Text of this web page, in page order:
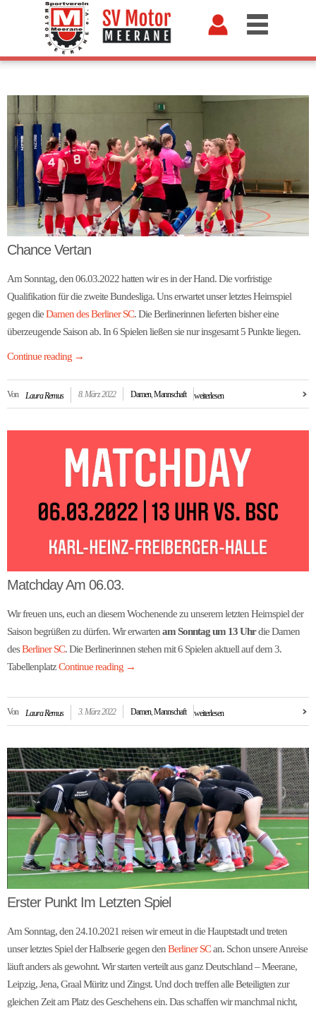
Chance Vertan
Am Sonntag, den 06.03.2022 hatten wir es in der Hand. Die vorfristige
Qualifikation für die zweite Bundesliga. Uns erwartet unser letztes Heimspiel
gegen dieDamen des Berliner SC. Die Berlinerinnen lieferten bisher eine
überzeugende Saison ab. In 6 Spielen ließen sie nur insgesamt 5 Punkte liegen.
Continue reading →
Von Laura Remus 8. März 2022 Damen,Mannschaft weiterlesen
Matchday Am 06.03.
Wir freuen uns, euch an diesem Wochenende zu unserem letzten Heimspiel der
Saison begrüßen zu dürfen. Wir erwartenam Sonntag um 13 Uhrdie Damen
desBerliner SC. Die Berlinerinnen stehen mit 6 Spielen aktuell auf dem 3.
TabellenplatzContinue reading →
Von Laura Remus 3. März 2022 Damen,Mannschaft weiterlesen
Erster Punkt Im Letzten Spiel
Am Sonntag, den 24.10.2021 reisen wir erneut in die Hauptstadt und treten
unser letztes Spiel der Halbserie gegen denBerliner SCan. Schon unsere Anreise
läuft anders als gewohnt. Wir starten verteilt aus ganz Deutschland – Meerane,
Leipzig, Jena, Graal Müritz und Zingst. Und doch treffen alle Beteiligten zur
gleichen Zeit am Platz des Geschehens ein. Das schaffen wir manchmal nicht,